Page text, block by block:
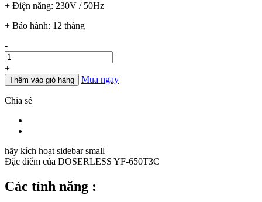
+ Điện năng: 230V / 50Hz
+ Bảo hành: 12 tháng
Số
lượng
-
+
Thêm vào giỏ hàng Mua ngay
Chia sẻ
hãy kích hoạt sidebar small
Đặc điểm của DOSERLESS YF-650T3C
Các tính năng :